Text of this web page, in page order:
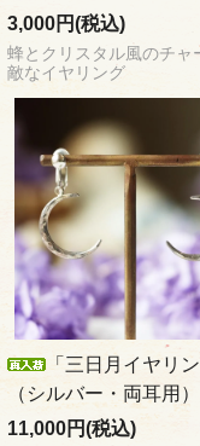
3,000円(税込)
蜂とクリスタル風のチャ
敵なイヤリング
「三日月イヤリン
（シルバー・両耳用）
11,000円(税込)